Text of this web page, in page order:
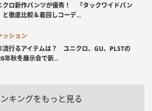
クロ新作パンツが優秀！ 「タックワイドパン
と徹底比較＆着回しコーデ...
ッション
流行るアイテムは？ ユニクロ、GU、PLSTの
年秋冬展示会で新...
キングをもっと見る